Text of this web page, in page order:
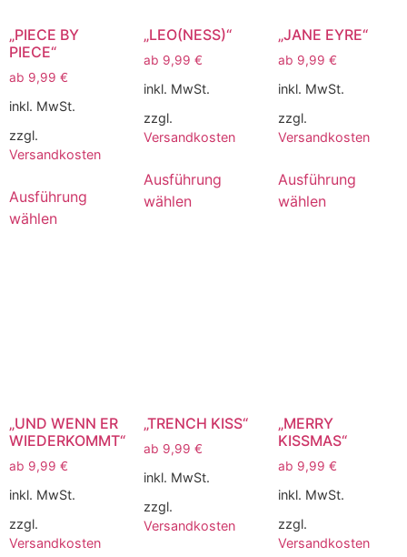
„PIECE BY
PIECE“
ab 9,99 €
inkl. MwSt.
zzgl.
Versandkosten
Ausführung
wählen
„LEO(NESS)“
ab 9,99 €
inkl. MwSt.
zzgl.
Versandkosten
Ausführung
wählen
„JANE EYRE“
ab 9,99 €
inkl. MwSt.
zzgl.
Versandkosten
Ausführung
wählen
„UND WENN ER
WIEDERKOMMT“
ab 9,99 €
inkl. MwSt.
zzgl.
Versandkosten
„TRENCH KISS“
ab 9,99 €
inkl. MwSt.
zzgl.
Versandkosten
„MERRY
KISSMAS“
ab 9,99 €
inkl. MwSt.
zzgl.
Versandkosten